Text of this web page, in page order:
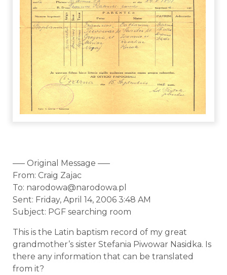
—– Original Message —–
From: Craig Zajac
To: narodowa@narodowa.pl
Sent: Friday, April 14, 2006 3:48 AM
Subject: PGF searching room
This is the Latin baptism record of my great
grandmother’s sister Stefania Piwowar Nasidka. Is
there any information that can be translated
from it?